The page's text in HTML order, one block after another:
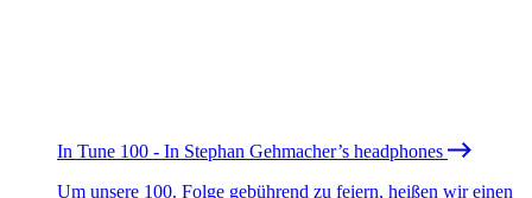
In Tune 100 - In Stephan Gehmacher’s headphones
Um unsere 100. Folge gebührend zu feiern, heißen wir einen